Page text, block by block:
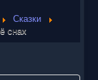
Сказки
снах